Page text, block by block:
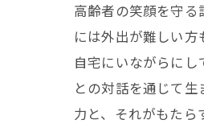
高齢者の笑顔を守
には外出が難しい
自宅にいながらに
との対話を通じて
力と、それがもたら